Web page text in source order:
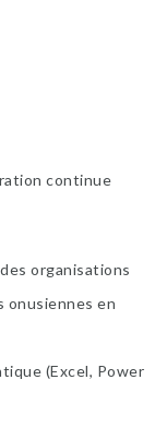
continue
organisations
onusiennes en
(Excel, Power